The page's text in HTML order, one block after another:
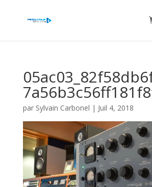
par Sylvain Carbonel | Juil 4, 2018